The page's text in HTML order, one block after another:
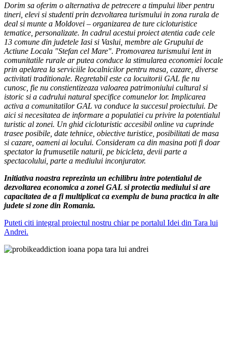
Dorim sa oferim o alternativa de petrecere a timpului liber pentru
tineri, elevi si studenti prin dezvoltarea turismului in zona rurala de
deal si munte a Moldovei – organizarea de ture cicloturistice
tematice, personalizate. In cadrul acestui proiect atentia cade cele
13 comune din judetele Iasi si Vaslui, membre ale Grupului de
Actiune Locala "Stefan cel Mare". Promovarea turismului lent in
comunitatile rurale ar putea conduce la stimularea economiei locale
prin apelarea la serviciile localnicilor pentru masa, cazare, diverse
activitati traditionale. Regretabil este ca locuitorii GAL fie nu
cunosc, fie nu constientizeaza valoarea patrimoniului cultural si
istoric si a cadrului natural specifice comunelor lor. Implicarea
activa a comunitatilor GAL va conduce la succesul proiectului. De
aici si necesitatea de informare a populatiei cu privire la potentialul
turistic al zonei. Un ghid cicloturistic accesibil online va cuprinde
trasee posibile, date tehnice, obiective turistice, posibilitati de masa
si cazare, oameni ai locului. Consideram ca din masina poti fi doar
spectator la frumusetile naturii, pe bicicleta, devii parte a
spectacolului, parte a mediului inconjurator.
Initiativa noastra reprezinta un echilibru intre potentialul de
dezvoltarea economica a zonei GAL si protectia mediului si are
capacitatea de a fi multiplicat ca exemplu de buna practica in alte
judete si zone din Romania.
Puteti citi integral proiectul nostru chiar pe portalul Idei din Tara lui
Andrei.